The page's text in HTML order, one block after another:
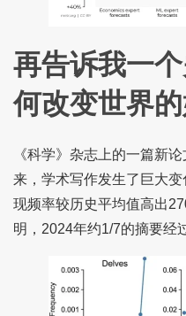
再告诉我一
何改变世界
《科学》杂志上的一篇新论
来，学术写作发生了巨大变
现频率较历史平均值高出
明，2024年约1/7的摘要经